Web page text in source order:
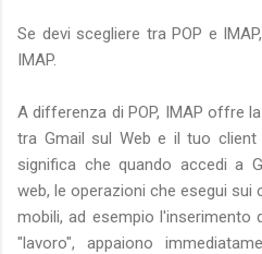
Se devi scegliere tra POP e
IMAP.
A differenza di POP, IMAP offre
tra Gmail sul Web e il tuo
significa che quando accedi a
web, le operazioni che esegui sui
mobili, ad esempio l'inserimento
"lavoro", appaiono